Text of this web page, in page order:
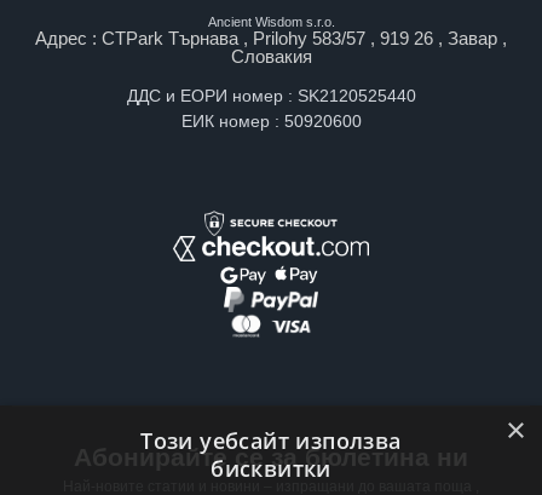
Ancient Wisdom s.r.o.
Адрес : CTPark Търнава , Prilohy 583/57 , 919 26 , Завар ,
Словакия
ДДС и ЕОРИ номер : SK2120525440
ЕИК номер : 50920600
Абонирайте се за бюлетина ни
×
Този уебсайт използва
бисквитки